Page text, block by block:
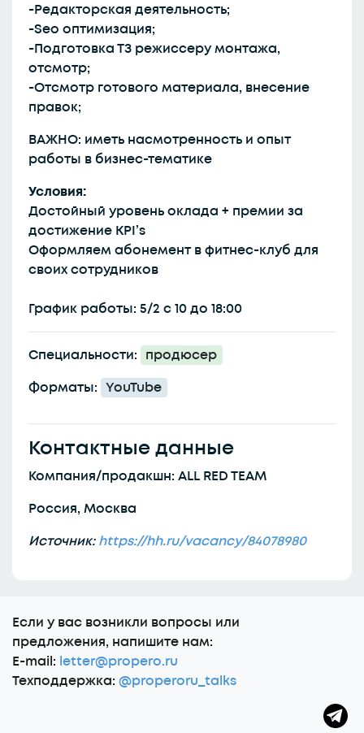
-Редакторская деятельность;
-Seo оптимизация;
-Подготовка ТЗ режиссеру монтажа,
отсмотр;
-Отсмотр готового материала, внесение
правок;
ВАЖНО: иметь насмотренность и опыт
работы в бизнес-тематике
Условия:
Достойный уровень оклада + премии за
достижение KPI’s
Оформляем абонемент в фитнес-клуб для
своих сотрудников
График работы: 5/2 с 10 до 18:00
Специальности: продюсер
Форматы: YouTube
Контактные данные
Компания/продакшн: ALL RED TEAM
Россия, Москва
Источник:https://hh.ru/vacancy/84078980
Еcли у вас возникли вопросы или
предложения, напишите нам:
E-mail: letter@propero.ru
Техподдержка: @properoru_talks